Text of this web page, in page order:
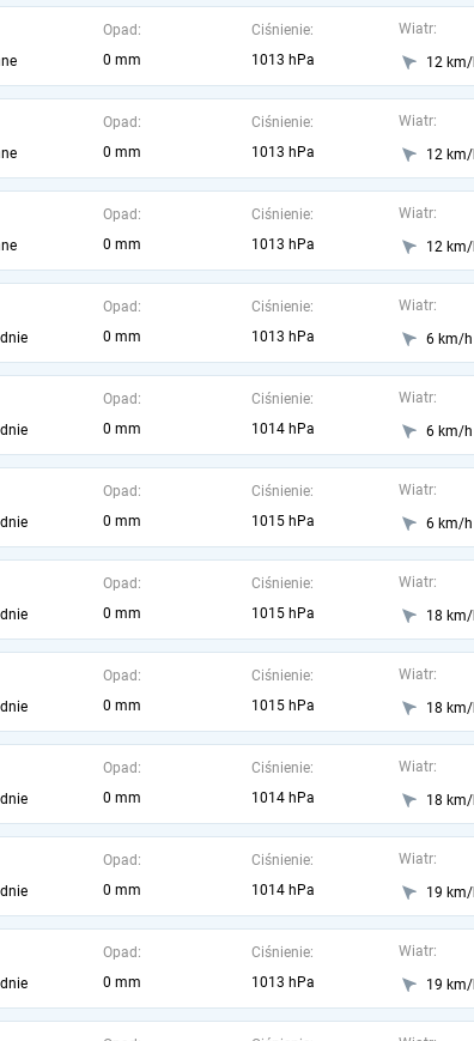
Opad:
0 mm
Ciśnienie:
1013 hPa
Wiatr:
12
Opad:
0 mm
Ciśnienie:
1013 hPa
Wiatr:
12
Opad:
0 mm
Ciśnienie:
1013 hPa
Wiatr:
12
Opad:
0 mm
Ciśnienie:
1013 hPa
Wiatr:
6 km/h
Opad:
0 mm
Ciśnienie:
1014 hPa
Wiatr:
6 km/h
Opad:
0 mm
Ciśnienie:
1015 hPa
Wiatr:
6 km/h
Opad:
0 mm
Ciśnienie:
1015 hPa
Wiatr:
18
Opad:
0 mm
Ciśnienie:
1015 hPa
Wiatr:
18
Opad:
0 mm
Ciśnienie:
1014 hPa
Wiatr:
18
Opad:
0 mm
Ciśnienie:
1014 hPa
Wiatr:
19
Opad:
0 mm
Ciśnienie:
1013 hPa
Wiatr:
19